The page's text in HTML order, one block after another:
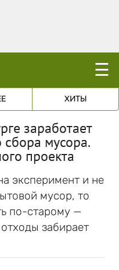
☰
ХИТЫ
заработает
сбора мусора.
проекта
эксперимент и не
мусор, то
по-старому —
забирает